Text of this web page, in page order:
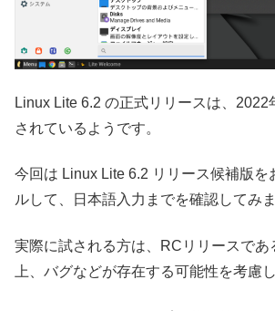
Linux Lite 6.2 の正式リリースは、2022
されているようです。
今回は Linux Lite 6.2 リリース候補版を
ルして、日本語入力までを確認してみま
実際に試される方は、RCリリースであ
上、バグなどが存在する可能性を考慮